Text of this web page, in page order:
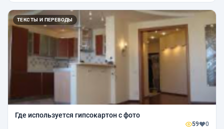
ТЕКСТЫ И ПЕРЕВОДЫ
Где используется гипсокартон с фото
59 0